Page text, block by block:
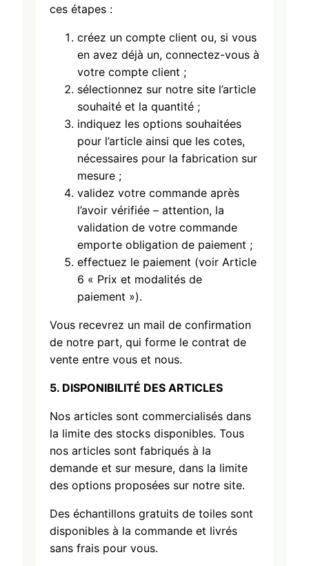
ces étapes :
créez un compte client ou, si vous
en avez déjà un, connectez-vous à
votre compte client ;
sélectionnez sur notre site l’article
souhaité et la quantité ;
indiquez les options souhaitées
pour l’article ainsi que les cotes,
nécessaires pour la fabrication sur
mesure ;
validez votre commande après
l’avoir vérifiée – attention, la
validation de votre commande
emporte obligation de paiement ;
effectuez le paiement (voir Article
6 « Prix et modalités de
paiement »).
Vous recevrez un mail de confirmation
de notre part, qui forme le contrat de
vente entre vous et nous.
5. DISPONIBILITÉ DES ARTICLES
Nos articles sont commercialisés dans
la limite des stocks disponibles. Tous
nos articles sont fabriqués à la
demande et sur mesure, dans la limite
des options proposées sur notre site.
Des échantillons gratuits de toiles sont
disponibles à la commande et livrés
sans frais pour vous.